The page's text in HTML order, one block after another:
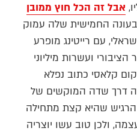
אבל זה הכל חוץ ממובן
החמישית שלה עמוק
עם רייטינג מופרע
ועשרות מיליוני
קלאסי כתוב נפלא
דרך שדה המוקשים של
הרגיש שהיא קצת מתחילה
ולכן טוב עשו יוצריה